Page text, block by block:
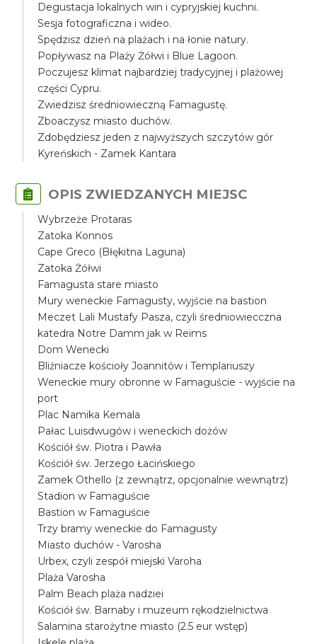
Degustacja lokalnych win i cypryjskiej kuchni.
Sesja fotograficzna i wideo.
Spędzisz dzień na plażach i na łonie natury.
Popływasz na Plaży Żółwi i Blue Lagoon.
Poczujesz klimat najbardziej tradycyjnej i plażowej
części Cypru.
Zwiedzisz średniowieczną Famagustę.
Zboaczysz miasto duchów.
Zdobędziesz jeden z najwyższych szczytów gór
Kyreńskich - Zamek Kantara
OPIS ZWIEDZANYCH MIEJSC
Wybrzeże Protaras
Zatoka Konnos
Cape Greco (Błękitna Laguna)
Zatoka Żółwi
Famagusta stare miasto
Mury weneckie Famagusty, wyjście na bastion
Meczet Lali Mustafy Pasza, czyli średniowiecczna
katedra Notre Damm jak w Reims
Dom Wenecki
Bliźniacze kościoły Joannitów i Templariuszy
Weneckie mury obronne w Famaguście - wyjście na
port
Plac Namika Kemala
Pałac Luisdwugów i weneckich dożów
Kościół św. Piotra i Pawła
Kościół św. Jerzego Łacińskiego
Zamek Othello (z zewnątrz, opcjonalnie wewnątrz)
Stadion w Famaguście
Bastion w Famaguście
Trzy bramy weneckie do Famagusty
Miasto duchów - Varosha
Urbex, czyli zespół miejski Varoha
Plaża Varosha
Palm Beach plaża nadziei
Kościół św. Barnaby i muzeum rękodzielnictwa
Salamina starożytne miasto (2.5 eur wstęp)